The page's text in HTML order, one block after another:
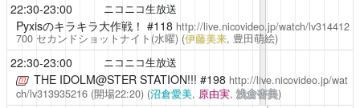
22:30-23:00 ニコニコ生放送
Pyxisのキラキラ大作戦！ #118 http://live.nicovideo.jp/watch/lv314412
700セカンドショットナイト(水曜) (伊藤美来, 豊田萌絵)
22:30-23:00 ニコニコ生放送
THE IDOLM@STER STATION!!! #198 http://live.nicovideo.jp/wat
ch/lv313935216(開場22:20) (沼倉愛美, 原由実,浅倉杏美)